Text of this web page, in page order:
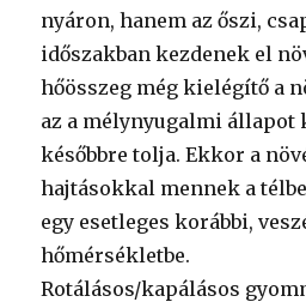
nyáron, hanem az őszi,
időszakban kezdenek el
hőösszeg még kielégítő a
az a mélynyugalmi állapot
későbbre tolja. Ekkor a
hajtásokkal mennek a
egy esetleges korábbi,
hőmérsékletbe.
Rotálásos/kapálásos